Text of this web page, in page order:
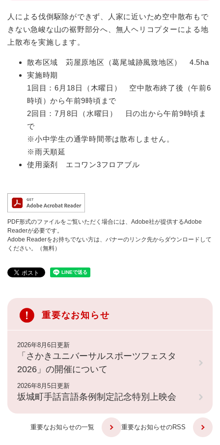
人による伐倒駆除ができず、人家に近いため空中散布もで
きない急峻な山の裾野部分へ、無人ヘリコプターによる地
上散布を実施します。
散布区域 苅屋原地区（葛尾城跡風致地区） 4.5ha
実施時期
1回目：6月18日（木曜日） 空中散布終了後（午前6
時頃）から午前9時頃まで
2回目：7月8日（水曜日） 日の出から午前9時頃ま
で
※小中学生の通学時間帯は散布しません。
※雨天順延
使用薬剤 エコワン3フロアブル
PDF形式のファイルをご覧いただく場合には、Adobe社が提供するAdobe
Readerが必要です。
Adobe Readerをお持ちでない方は、バナーのリンク先からダウンロードして
ください。（無料）
重要なお知らせ
2026年8月6日更新
「さかきユニバーサルスポーツフェスタ
2026」の開催について
2026年8月5日更新
坂城町手話言語条例制定記念特別上映会
重要なお知らせの一覧 重要なお知らせのRSS